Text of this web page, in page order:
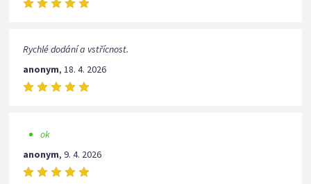
Rychlé dodání a vstřícnost.
anonym,18. 4. 2026
ok
anonym,9. 4. 2026